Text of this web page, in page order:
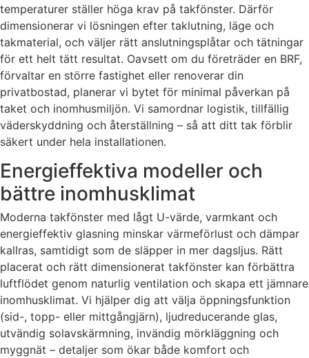
temperaturer ställer höga krav på takfönster. Därför
dimensionerar vi lösningen efter taklutning, läge och
takmaterial, och väljer rätt anslutningsplåtar och tätningar
för ett helt tätt resultat. Oavsett om du företräder en BRF,
förvaltar en större fastighet eller renoverar din
privatbostad, planerar vi bytet för minimal påverkan på
taket och inomhusmiljön. Vi samordnar logistik, tillfällig
väderskyddning och återställning – så att ditt tak förblir
säkert under hela installationen.
Energieffektiva modeller och
bättre inomhusklimat
Moderna takfönster med lågt U-värde, varmkant och
energieffektiv glasning minskar värmeförlust och dämpar
kallras, samtidigt som de släpper in mer dagsljus. Rätt
placerat och rätt dimensionerat takfönster kan förbättra
luftflödet genom naturlig ventilation och skapa ett jämnare
inomhusklimat. Vi hjälper dig att välja öppningsfunktion
(sid-, topp- eller mittgångjärn), ljudreducerande glas,
utvändig solavskärmning, invändig mörkläggning och
myggnät – detaljer som ökar både komfort och